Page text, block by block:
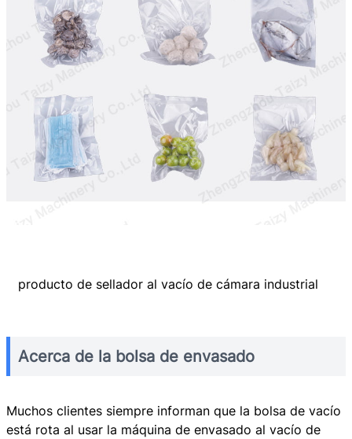
producto de sellador al vacío de cámara industrial
Acerca de la bolsa de envasado
Muchos clientes siempre informan que la bolsa de vacío
está rota al usar la máquina de envasado al vacío de